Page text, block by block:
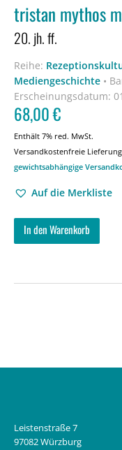
tristan mythos
20. jh. ff.
Reihe:
Mediengeschichte •
Erscheinungsdatum:
68,00€
Enthält 7% red. MwSt.
Versandkostenfreie
gewichtsabhängige
Auf die Merkliste
In den Warenkorb
Leistenstraße 7
97082 Würzburg